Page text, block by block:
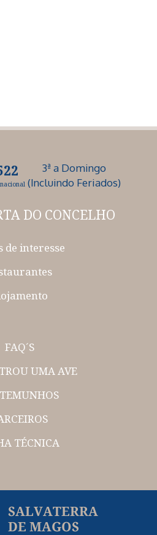
3ª a Domingo
(Incluindo Feriados)
DO CONCELHO
de interesse
FAQ´S
UMA AVE
TÉCNICA